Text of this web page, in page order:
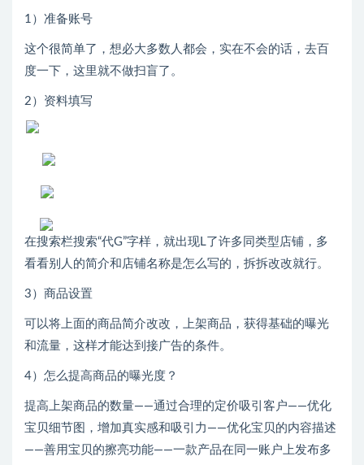
1）准备账号
这个很简单了，想必大多数人都会，实在不会的话，去百
度一下，这里就不做扫盲了。
2）资料填写
在搜索栏搜索“代G”字样，就出现L了许多同类型店铺，多
看看别人的简介和店铺名称是怎么写的，拆拆改改就行。
3）商品设置
可以将上面的商品简介改改，上架商品，获得基础的曝光
和流量，这样才能达到接广告的条件。
4）怎么提高商品的曝光度？
提高上架商品的数量——通过合理的定价吸引客户——优化
宝贝细节图，增加真实感和吸引力——优化宝贝的内容描述
——善用宝贝的擦亮功能——一款产品在同一账户上发布多